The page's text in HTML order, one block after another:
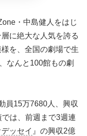
・中島健人をはじ
に絶大な人気を誇る
を、全国の劇場で生
なんと100館もの劇
員15万7680人、興収
は、前週まで3週連
デッセイ 』の興収2億